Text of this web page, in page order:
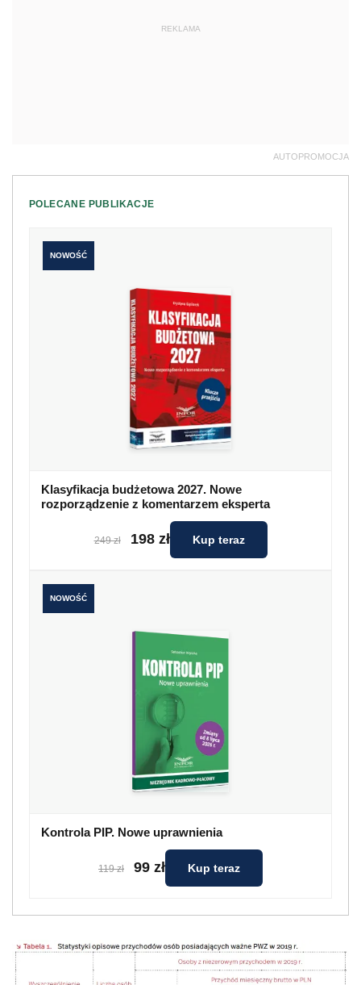
REKLAMA
AUTOPROMOCJA
POLECANE PUBLIKACJE
NOWOŚĆ
Klasyfikacja budżetowa 2027. Nowe
rozporządzenie z komentarzem eksperta
249 zł 198 zł Kup teraz
NOWOŚĆ
Kontrola PIP. Nowe uprawnienia
119 zł 99 zł Kup teraz